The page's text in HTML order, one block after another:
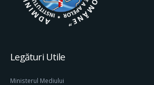
Legături Utile
Ministerul Mediului